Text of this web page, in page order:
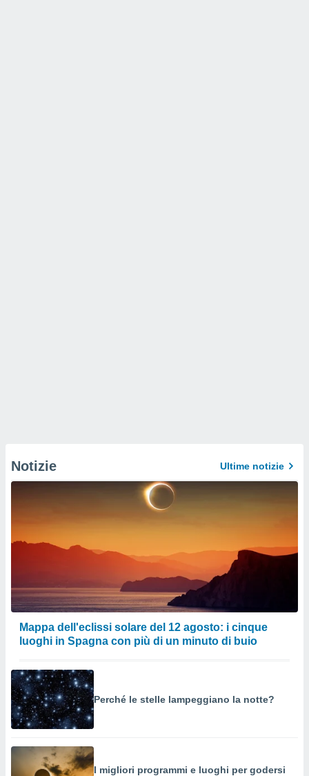
Notizie Ultime notizie
Mappa dell'eclissi solare del 12 agosto: i cinque
luoghi in Spagna con più di un minuto di buio
Perché le stelle lampeggiano la notte?
I migliori programmi e luoghi per godersi